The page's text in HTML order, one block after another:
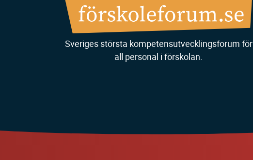
Sveriges största kompetensutvecklingsforum för
all personal i förskolan.